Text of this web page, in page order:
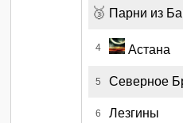
🥉 Парни из
4 Астана
5 Северное
6 Лезгины